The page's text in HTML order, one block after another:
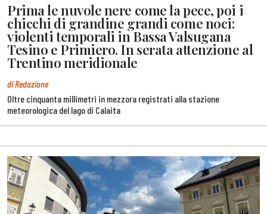
Prima le nuvole nere come la pece, poi i
chicchi di grandine grandi come noci:
violenti temporali in Bassa Valsugana
Tesino e Primiero. In serata attenzione al
Trentino meridionale
di Redazione
Oltre cinquanta millimetri in mezzora registrati alla stazione
meteorologica del lago di Calaita